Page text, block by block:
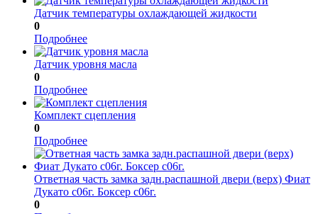
Датчик температуры охлаждающей жидкости
0
Подробнее
Датчик уровня масла
0
Подробнее
Комплект сцепления
0
Подробнее
Ответная часть замка задн.распашной двери (верх) Фиат
Дукато с06г. Боксер с06г.
0